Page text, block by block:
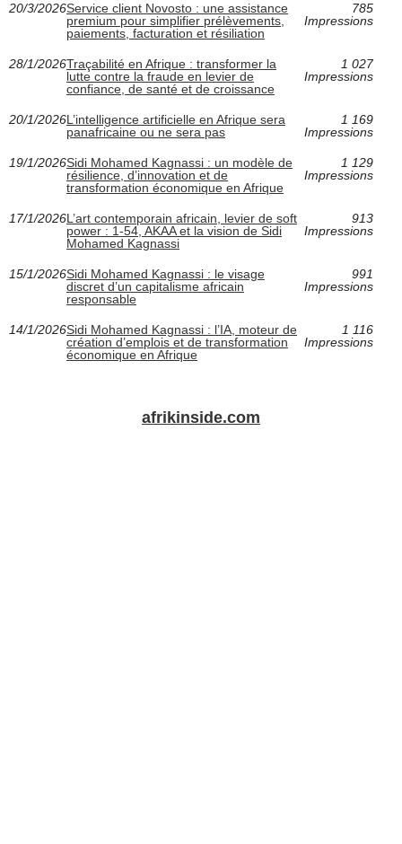
20/3/2026Service client Novosto : une assistance
premium pour simplifier prélèvements,
paiements, facturation et résiliation
785
Impressions
28/1/2026Traçabilité en Afrique : transformer la
lutte contre la fraude en levier de
confiance, de santé et de croissance
1 027
Impressions
20/1/2026L’intelligence artificielle en Afrique sera
panafricaine ou ne sera pas
1 169
Impressions
19/1/2026Sidi Mohamed Kagnassi : un modèle de
résilience, d’innovation et de
transformation économique en Afrique
1 129
Impressions
17/1/2026L’art contemporain africain, levier de soft
power : 1-54, AKAA et la vision de Sidi
Mohamed Kagnassi
913
Impressions
15/1/2026Sidi Mohamed Kagnassi : le visage
discret d’un capitalisme africain
responsable
991
Impressions
14/1/2026Sidi Mohamed Kagnassi : l’IA, moteur de
création d’emplois et de transformation
économique en Afrique
1 116
Impressions
afrikinside.com